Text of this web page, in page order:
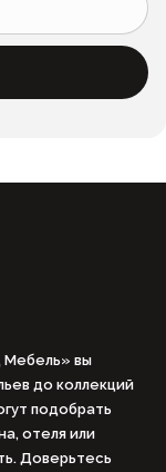
Мебель» вы
до коллекций
подобрать
отеля или
Доверьтесь